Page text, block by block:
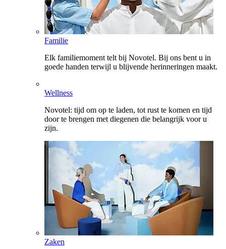
Familie
Elk familiemoment telt bij Novotel. Bij ons bent u in
goede handen terwijl u blijvende herinneringen maakt.
Wellness
Novotel: tijd om op te laden, tot rust te komen en tijd
door te brengen met diegenen die belangrijk voor u
zijn.
Zaken